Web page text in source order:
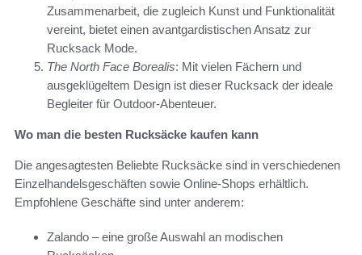
Zusammenarbeit, die zugleich Kunst und Funktionalität
vereint, bietet einen avantgardistischen Ansatz zur
Rucksack Mode.
The North Face Borealis: Mit vielen Fächern und
ausgeklügeltem Design ist dieser Rucksack der ideale
Begleiter für Outdoor-Abenteuer.
Wo man die besten Rucksäcke kaufen kann
Die angesagtesten Beliebte Rucksäcke sind in verschiedenen
Einzelhandelsgeschäften sowie Online-Shops erhältlich.
Empfohlene Geschäfte sind unter anderem:
Zalando – eine große Auswahl an modischen